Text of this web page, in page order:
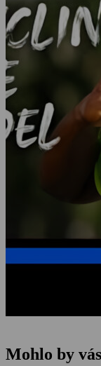
Mohlo by